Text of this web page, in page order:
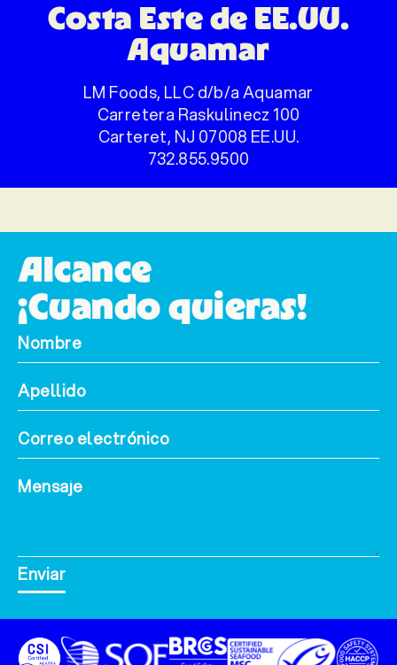
Costa Este de EE.UU.
Aquamar
LM Foods, LLC d/b/a Aquamar
Carretera Raskulinecz 100
Carteret, NJ 07008 EE.UU.
732.855.9500
Alcance
¡Cuando quieras!
Enviar